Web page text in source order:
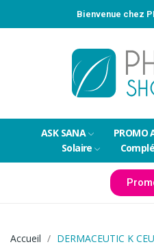
Bienvenue chez
ASK SANA PROMO
Solaire
Accueil DERMACEUTIC K